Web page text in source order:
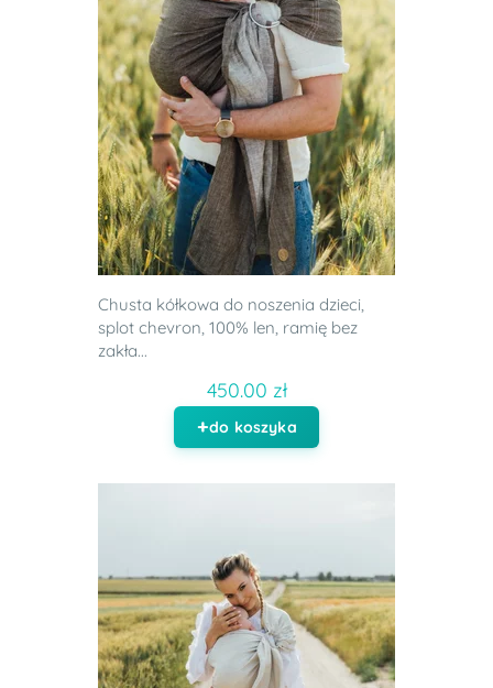
Chusta kółkowa do noszenia dzieci,
splot chevron, 100% len, ramię bez
zakła...
450.00 zł
do koszyka